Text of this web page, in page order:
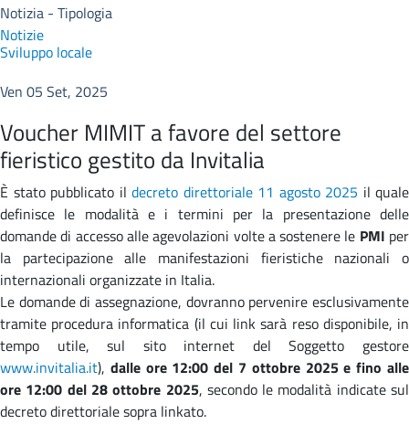
Notizia - Tipologia
Notizie
Sviluppo locale
Ven 05 Set, 2025
Voucher MIMIT a favore del settore
fieristico gestito da Invitalia
È stato pubblicato il decreto direttoriale 11 agosto 2025 il quale
definisce le modalità e i termini per la presentazione delle
domande di accesso alle agevolazioni volte a sostenere le PMI per
la partecipazione alle manifestazioni fieristiche nazionali o
internazionali organizzate in Italia.
Le domande di assegnazione, dovranno pervenire esclusivamente
tramite procedura informatica (il cui link sarà reso disponibile, in
tempo utile, sul sito internet del Soggetto gestore
www.invitalia.it), dalle ore 12:00 del 7 ottobre 2025 e fino alle
ore 12:00 del 28 ottobre 2025, secondo le modalità indicate sul
decreto direttoriale sopra linkato.